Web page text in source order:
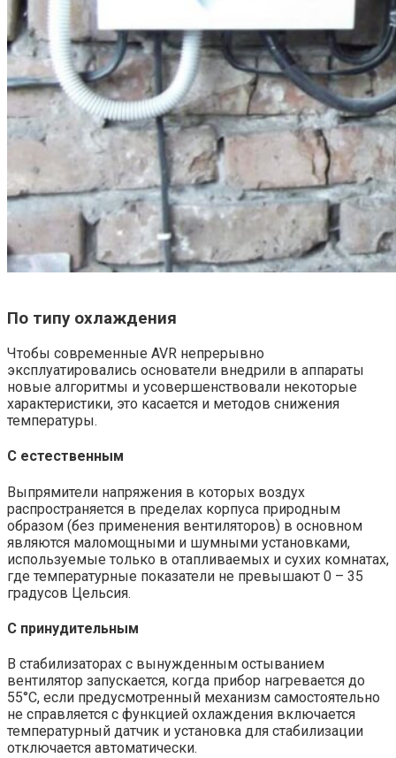
По типу охлаждения
Чтобы современные AVR непрерывно
эксплуатировались основатели внедрили в аппараты
новые алгоритмы и усовершенствовали некоторые
характеристики, это касается и методов снижения
температуры.
С естественным
Выпрямители напряжения в которых воздух
распространяется в пределах корпуса природным
образом (без применения вентиляторов) в основном
являются маломощными и шумными установками,
используемые только в отапливаемых и сухих комнатах,
где температурные показатели не превышают 0 – 35
градусов Цельсия.
С принудительным
В стабилизаторах с вынужденным остыванием
вентилятор запускается, когда прибор нагревается до
55°С, если предусмотренный механизм самостоятельно
не справляется с функцией охлаждения включается
температурный датчик и установка для стабилизации
отключается автоматически.